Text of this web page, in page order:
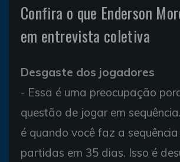
Confira o que Enderson
em entrevista coletiva
Desgaste dos jogadores
- Essa é uma preocupação
questão de jogar em
é quando você faz a
partidas em 35 dias. Isso é